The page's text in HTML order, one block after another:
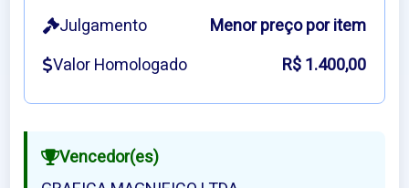
Julgamento
Menor preço por item
Valor Homologado
R$ 1.400,00
Vencedor(es)